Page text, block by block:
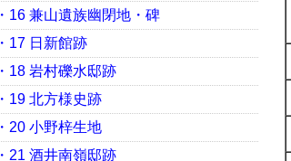
・16 兼山遺族幽閉地・碑
・17 日新館跡
・18 岩村礫水邸跡
・19 北方様史跡
・20 小野梓生地
・21 酒井南嶺邸跡